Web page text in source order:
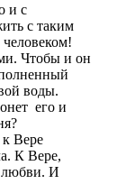
и с
с таким
Чтобы и он
воды.
его и
Вере
К Вере,
любви. И